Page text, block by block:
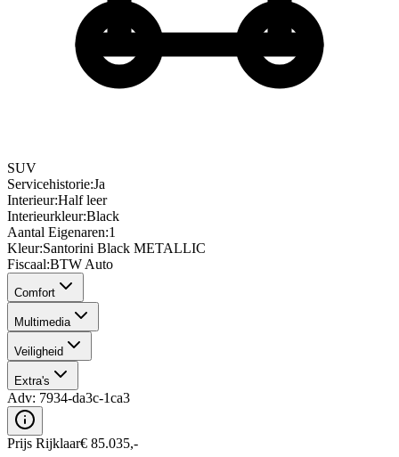
SUV
Servicehistorie:Ja
Interieur:Half leer
Interieurkleur:Black
Aantal Eigenaren:1
Kleur:Santorini Black METALLIC
Fiscaal:BTW Auto
Comfort
Multimedia
Veiligheid
Extra's
Adv: 7934-da3c-1ca3
Prijs Rijklaar€ 85.035,-